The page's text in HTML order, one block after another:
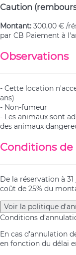
Caution
Montant: 300,00 € /
par CB Paiement à
Observations
- Cette location
ans)
- Non-fumeur
- Les animaux sont
des animaux
Conditions
De la réservation à
coût de 25% du
Voir la politique
Conditions
En cas d'annulation
en fonction du délai